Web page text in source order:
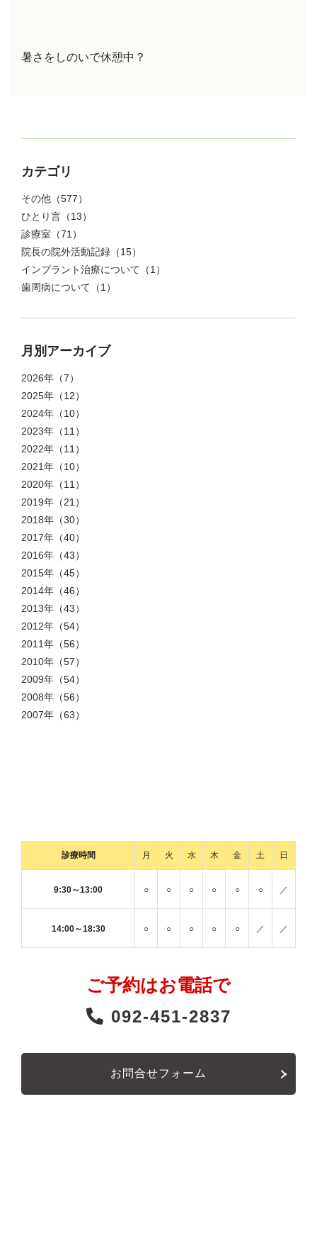
暑さをしのいで休憩中？
カテゴリ
その他 （577）
ひとり言 （13）
診療室 （71）
院長の院外活動記録 （15）
インプラント治療について （1）
歯周病について （1）
月別アーカイブ
2026年 （7）
2025年 （12）
2024年 （10）
2023年 （11）
2022年 （11）
2021年 （10）
2020年 （11）
2019年 （21）
2018年 （30）
2017年 （40）
2016年 （43）
2015年 （45）
2014年 （46）
2013年 （43）
2012年 （54）
2011年 （56）
2010年 （57）
2009年 （54）
2008年 （56）
2007年 （63）
診療時間 月 火 水 木 金 土 日
9:30～13:00 ○ ○ ○ ○ ○ ○ ／
14:00～18:30 ○ ○ ○ ○ ○ ／ ／
ご予約はお電話で
092-451-2837
お問合せフォーム